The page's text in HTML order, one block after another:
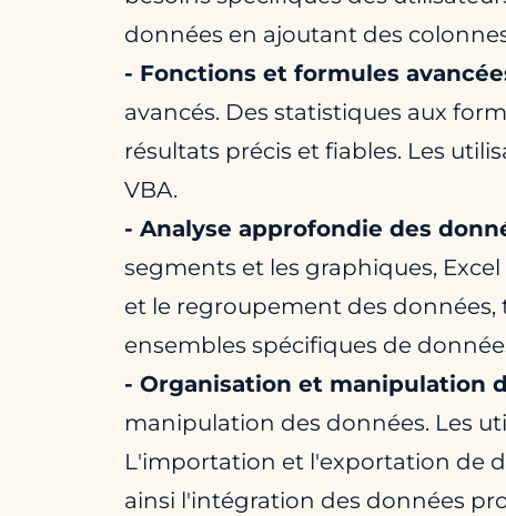
données en ajoutant des
- Fonctions et formules
avancés. Des statistiques aux
résultats précis et fiables. Les
VBA.
- Analyse approfondie des
segments et les graphiques,
et le regroupement des
ensembles spécifiques de
- Organisation et manipulation
manipulation des données. Les
L'importation et l'exportation de
ainsi l'intégration des données